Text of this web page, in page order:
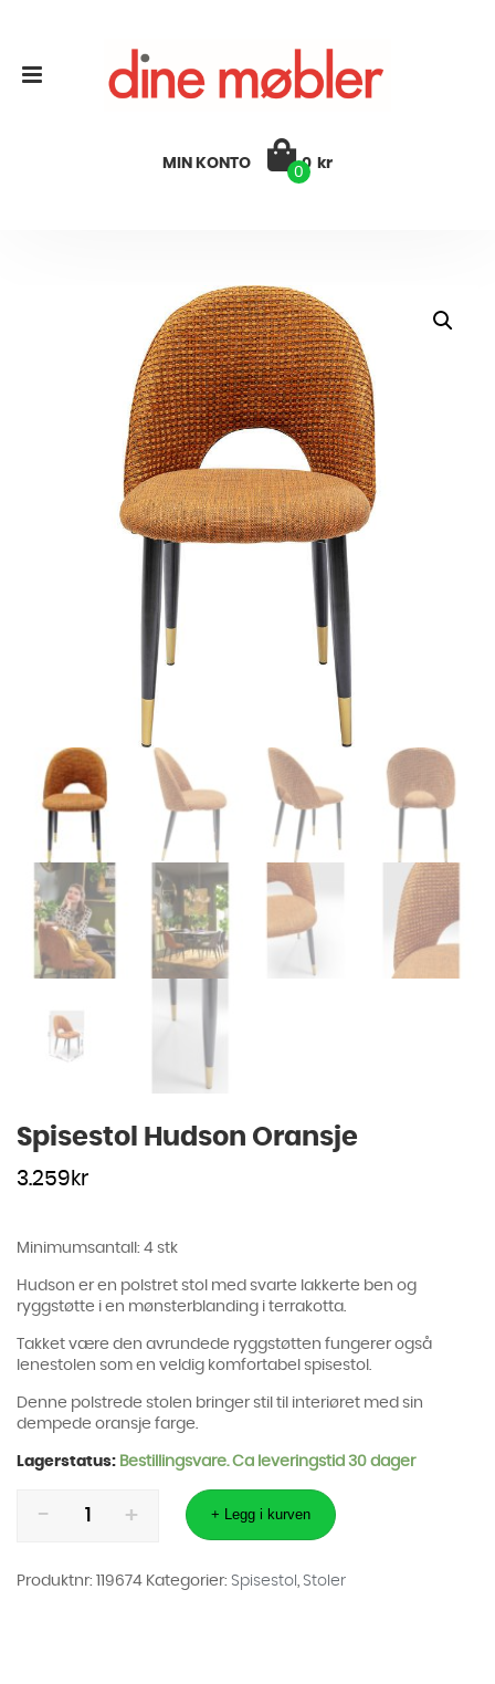
MIN KONTO
0
0 kr
Spisestol Hudson Oransje
3.259 kr
Minimumsantall: 4 stk
Hudson er en polstret stol med svarte lakkerte ben og
ryggstøtte i en mønsterblanding i terrakotta.
Takket være den avrundede ryggstøtten fungerer også
lenestolen som en veldig komfortabel spisestol.
Denne polstrede stolen bringer stil til interiøret med sin
dempede oransje farge.
Lagerstatus: Bestillingsvare. Ca leveringstid 30 dager
Hudson
+ Legg i kurven
Produktnr: 119674 Kategorier: Spisestol , Stoler